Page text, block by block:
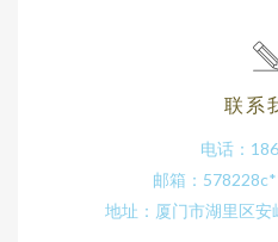
联系
电话：
邮箱：
地址：厦门市湖里区